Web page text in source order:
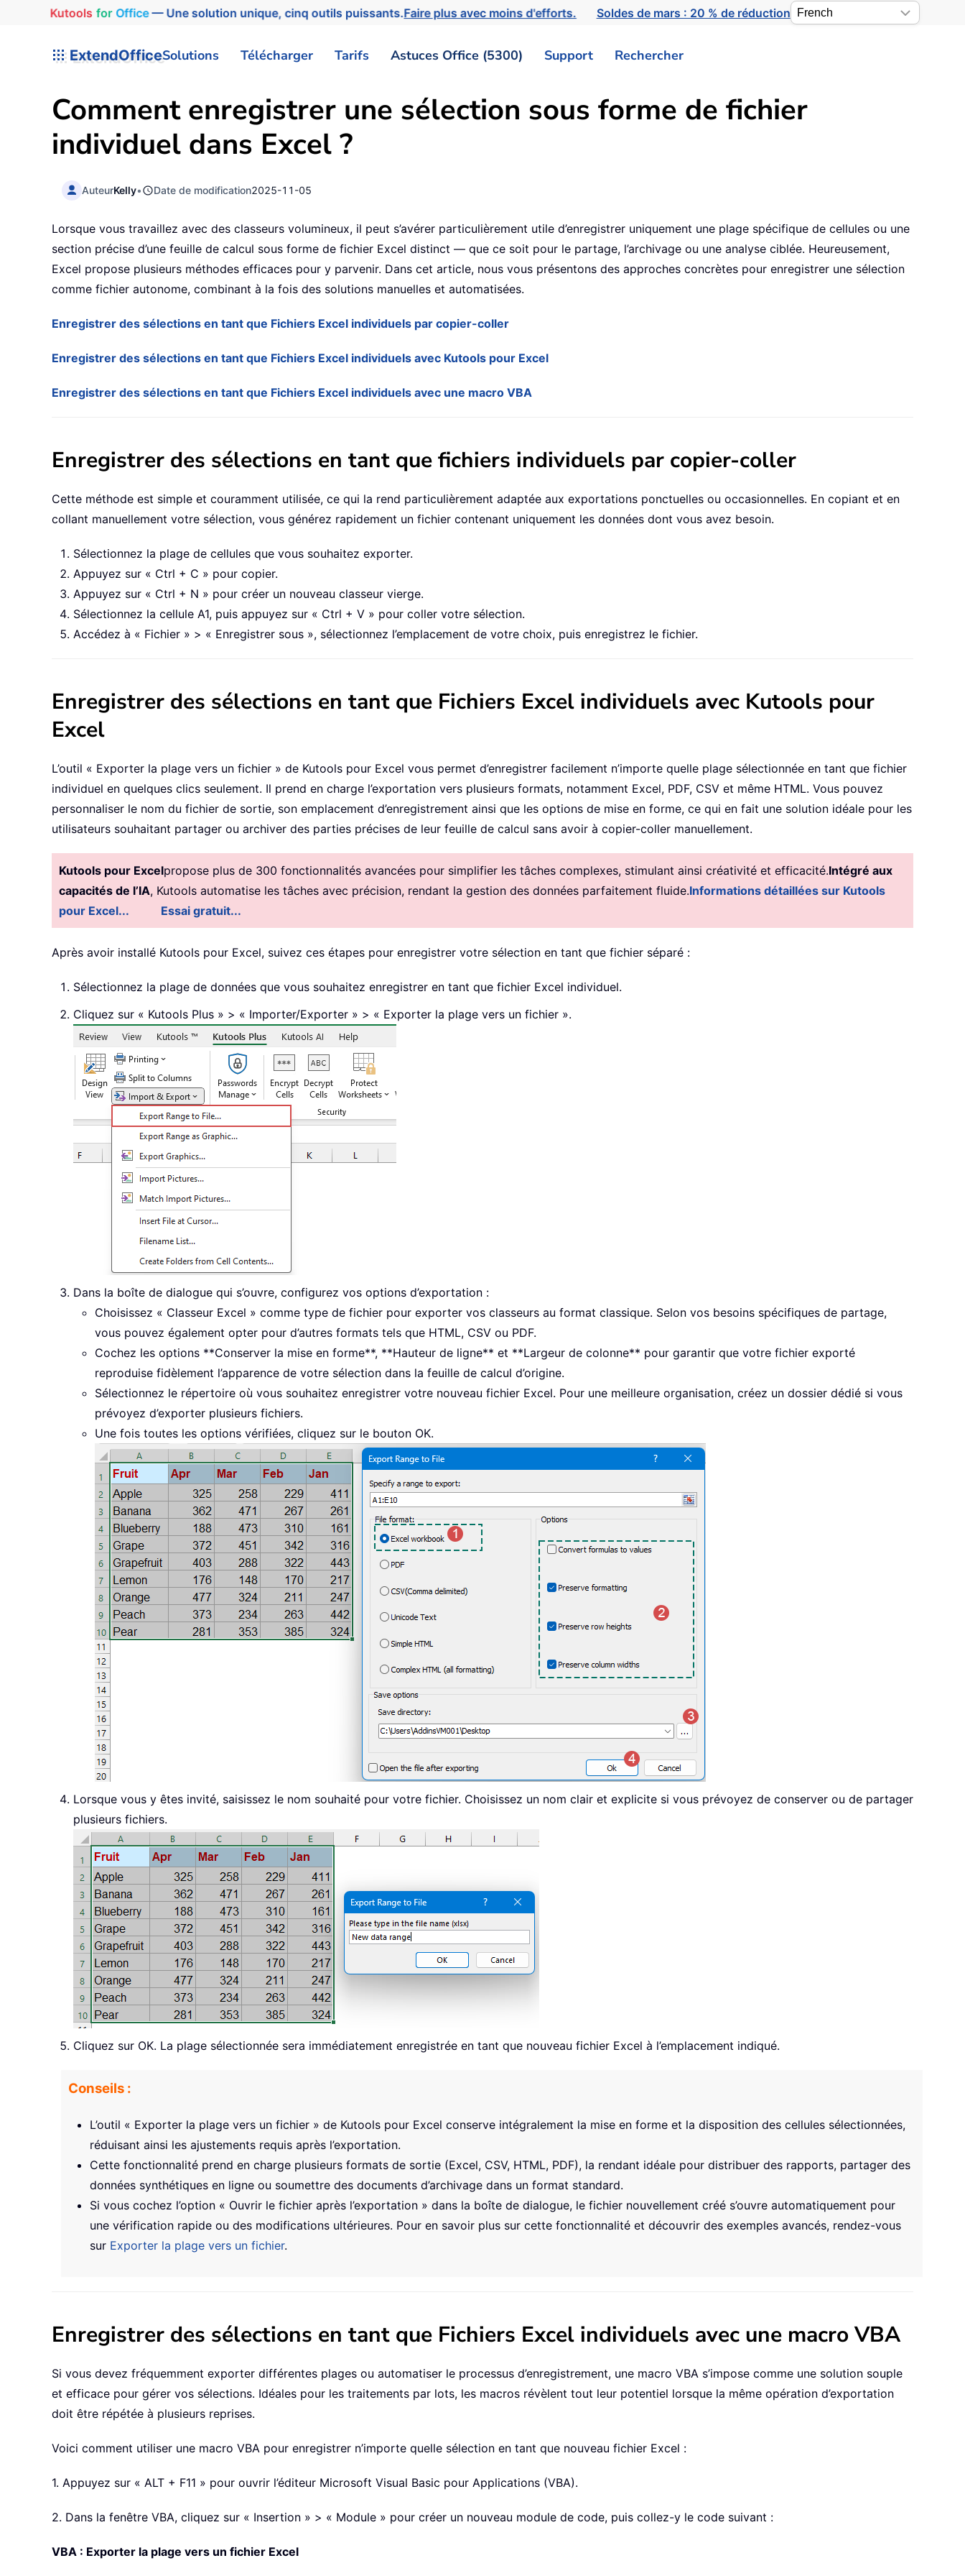
Kutools for Office— Une solution unique, cinq outils puissants.Faire plus avec moins d'efforts. Soldes de mars : 20 % de réduction
ExtendOfficeSolutions Télécharger Tarifs Astuces Office (5300) Support Rechercher
Comment enregistrer une sélection sous forme de fichier
individuel dans Excel ?
AuteurKelly• Date de modification2025-11-05
Lorsque vous travaillez avec des classeurs volumineux, il peut s’avérer particulièrement utile d’enregistrer uniquement une plage spécifique de cellules ou une
section précise d’une feuille de calcul sous forme de fichier Excel distinct — que ce soit pour le partage, l’archivage ou une analyse ciblée. Heureusement,
Excel propose plusieurs méthodes efficaces pour y parvenir. Dans cet article, nous vous présentons des approches concrètes pour enregistrer une sélection
comme fichier autonome, combinant à la fois des solutions manuelles et automatisées.
Enregistrer des sélections en tant que Fichiers Excel individuels par copier-coller
Enregistrer des sélections en tant que Fichiers Excel individuels avec Kutools pour Excel
Enregistrer des sélections en tant que Fichiers Excel individuels avec une macro VBA
Enregistrer des sélections en tant que fichiers individuels par copier-coller
Cette méthode est simple et couramment utilisée, ce qui la rend particulièrement adaptée aux exportations ponctuelles ou occasionnelles. En copiant et en
collant manuellement votre sélection, vous générez rapidement un fichier contenant uniquement les données dont vous avez besoin.
Sélectionnez la plage de cellules que vous souhaitez exporter.
Appuyez sur « Ctrl + C » pour copier.
Appuyez sur « Ctrl + N » pour créer un nouveau classeur vierge.
Sélectionnez la cellule A1, puis appuyez sur « Ctrl + V » pour coller votre sélection.
Accédez à « Fichier » > « Enregistrer sous », sélectionnez l’emplacement de votre choix, puis enregistrez le fichier.
Enregistrer des sélections en tant que Fichiers Excel individuels avec Kutools pour
Excel
L’outil « Exporter la plage vers un fichier » de Kutools pour Excel vous permet d’enregistrer facilement n’importe quelle plage sélectionnée en tant que fichier
individuel en quelques clics seulement. Il prend en charge l’exportation vers plusieurs formats, notamment Excel, PDF, CSV et même HTML. Vous pouvez
personnaliser le nom du fichier de sortie, son emplacement d’enregistrement ainsi que les options de mise en forme, ce qui en fait une solution idéale pour les
utilisateurs souhaitant partager ou archiver des parties précises de leur feuille de calcul sans avoir à copier-coller manuellement.
Kutools pour Excelpropose plus de 300 fonctionnalités avancées pour simplifier les tâches complexes, stimulant ainsi créativité et efficacité.Intégré aux
capacités de l’IA, Kutools automatise les tâches avec précision, rendant la gestion des données parfaitement fluide.Informations détaillées sur Kutools
pour Excel...
Essai gratuit...
Après avoir installé Kutools pour Excel, suivez ces étapes pour enregistrer votre sélection en tant que fichier séparé :
Sélectionnez la plage de données que vous souhaitez enregistrer en tant que fichier Excel individuel.
Cliquez sur « Kutools Plus » > « Importer/Exporter » > « Exporter la plage vers un fichier ».
Dans la boîte de dialogue qui s’ouvre, configurez vos options d’exportation :
Choisissez « Classeur Excel » comme type de fichier pour exporter vos classeurs au format classique. Selon vos besoins spécifiques de partage,
vous pouvez également opter pour d’autres formats tels que HTML, CSV ou PDF.
Cochez les options **Conserver la mise en forme**, **Hauteur de ligne** et **Largeur de colonne** pour garantir que votre fichier exporté
reproduise fidèlement l’apparence de votre sélection dans la feuille de calcul d’origine.
Sélectionnez le répertoire où vous souhaitez enregistrer votre nouveau fichier Excel. Pour une meilleure organisation, créez un dossier dédié si vous
prévoyez d’exporter plusieurs fichiers.
Une fois toutes les options vérifiées, cliquez sur le bouton OK.
Lorsque vous y êtes invité, saisissez le nom souhaité pour votre fichier. Choisissez un nom clair et explicite si vous prévoyez de conserver ou de partager
plusieurs fichiers.
Cliquez sur OK. La plage sélectionnée sera immédiatement enregistrée en tant que nouveau fichier Excel à l’emplacement indiqué.
Conseils :
L’outil « Exporter la plage vers un fichier » de Kutools pour Excel conserve intégralement la mise en forme et la disposition des cellules sélectionnées,
réduisant ainsi les ajustements requis après l’exportation.
Cette fonctionnalité prend en charge plusieurs formats de sortie (Excel, CSV, HTML, PDF), la rendant idéale pour distribuer des rapports, partager des
données synthétiques en ligne ou soumettre des documents d’archivage dans un format standard.
Si vous cochez l’option « Ouvrir le fichier après l’exportation » dans la boîte de dialogue, le fichier nouvellement créé s’ouvre automatiquement pour
une vérification rapide ou des modifications ultérieures. Pour en savoir plus sur cette fonctionnalité et découvrir des exemples avancés, rendez-vous
sur Exporter la plage vers un fichier.
Enregistrer des sélections en tant que Fichiers Excel individuels avec une macro VBA
Si vous devez fréquemment exporter différentes plages ou automatiser le processus d’enregistrement, une macro VBA s’impose comme une solution souple
et efficace pour gérer vos sélections. Idéales pour les traitements par lots, les macros révèlent tout leur potentiel lorsque la même opération d’exportation
doit être répétée à plusieurs reprises.
Voici comment utiliser une macro VBA pour enregistrer n’importe quelle sélection en tant que nouveau fichier Excel :
1. Appuyez sur « ALT + F11 » pour ouvrir l’éditeur Microsoft Visual Basic pour Applications (VBA).
2. Dans la fenêtre VBA, cliquez sur « Insertion » > « Module » pour créer un nouveau module de code, puis collez-y le code suivant :
VBA : Exporter la plage vers un fichier Excel